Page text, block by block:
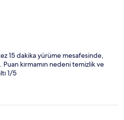
15 dakika yürüme mesafesinde,
kırmamın nedeni temizlik ve
1/5